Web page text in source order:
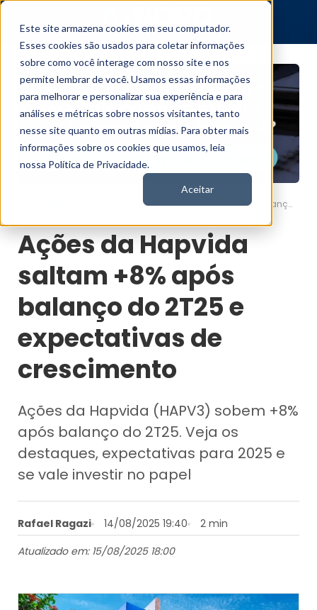
Este site armazena cookies em seu computador.
Esses cookies são usados para coletar informações
sobre como você interage com nosso site e nos
permite lembrar de você. Usamos essas informações
para melhorar e personalizar sua experiência e para
análises e métricas sobre nossos visitantes, tanto
nesse site quanto em outras mídias. Para obter mais
informações sobre os cookies que usamos, leia
nossa Política de Privacidade.
Aceitar
Ações da Hapvida saltam +8% após balanço do 2T25 e expectativas de crescimento
Ações da Hapvida
saltam +8% após
balanço do 2T25 e
expectativas de
crescimento
Ações da Hapvida (HAPV3) sobem +8%
após balanço do 2T25. Veja os
destaques, expectativas para 2025 e
se vale investir no papel
Rafael Ragazi 14/08/2025 19:40
2 min
Atualizado em: 15/08/2025 18:00